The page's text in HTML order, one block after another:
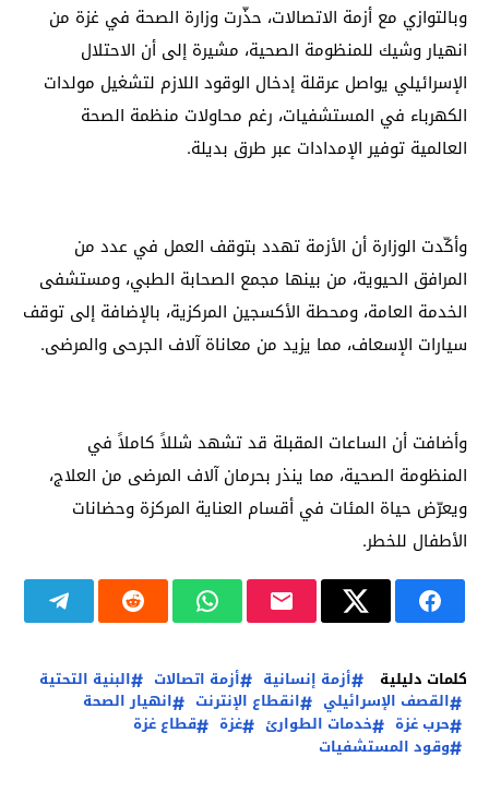
وبالتوازي مع أزمة الاتصالات، حذّرت وزارة الصحة في غزة من
انهيار وشيك للمنظومة الصحية، مشيرة إلى أن الاحتلال
الإسرائيلي يواصل عرقلة إدخال الوقود اللازم لتشغيل مولدات
الكهرباء في المستشفيات، رغم محاولات منظمة الصحة
العالمية توفير الإمدادات عبر طرق بديلة.
وأكّدت الوزارة أن الأزمة تهدد بتوقف العمل في عدد من
المرافق الحيوية، من بينها مجمع الصحابة الطبي، ومستشفى
الخدمة العامة، ومحطة الأكسجين المركزية، بالإضافة إلى توقف
سيارات الإسعاف، مما يزيد من معاناة آلاف الجرحى والمرضى.
وأضافت أن الساعات المقبلة قد تشهد شللاً كاملاً في
المنظومة الصحية، مما ينذر بحرمان آلاف المرضى من العلاج،
ويعرّض حياة المئات في أقسام العناية المركزة وحضانات
الأطفال للخطر.
كلمات دليلية أزمة إنسانية أزمة اتصالات
البنية التحتية
القصف الإسرائيلي
انقطاع الإنترنت
انهيار الصحة
حرب غزة
خدمات الطوارئ غزة
قطاع غزة
وقود المستشفيات